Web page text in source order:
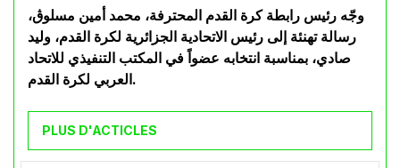
وجّه رئيس رابطة كرة القدم المحترفة، محمد أمين مسلوڨ،
رسالة تهنئة إلى رئيس الاتحادية الجزائرية لكرة القدم، وليد
صادي، بمناسبة انتخابه عضواً في المكتب التنفيذي للاتحاد
العربي لكرة القدم.
PLUS D'ACTICLES